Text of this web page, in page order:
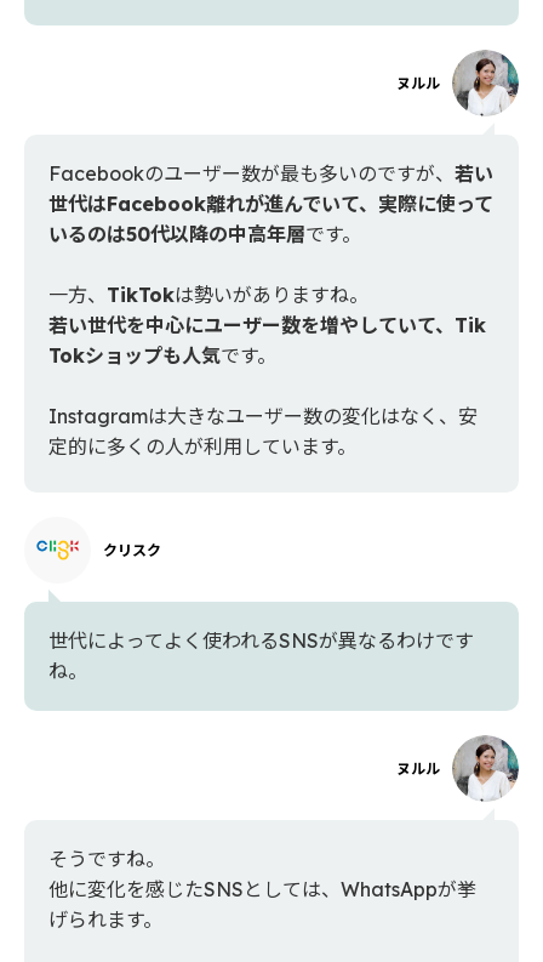
ヌルル
Facebookのユーザー数が最も多いのですが、 若い
世代はFacebook離れが進んでいて、実際に使って
いるのは50代以降の中高年層です。
一方、 TikTokは勢いがありますね。
若い世代を中心にユーザー数を増やしていて、Tik
Tokショップも人気です。
Instagramは大きなユーザー数の変化はなく、安
定的に多くの人が利用しています。
クリスク
世代によってよく使われるSNSが異なるわけです
ね。
ヌルル
そうですね。
他に変化を感じたSNSとしては、WhatsAppが挙
げられます。